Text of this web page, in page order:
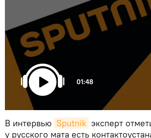
01:48
В интервью Sputnik эксперт
у русского мата есть